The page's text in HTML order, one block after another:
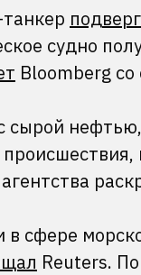
судно
Bloomberg
сырой нефтью,
в сфере
Reuters.